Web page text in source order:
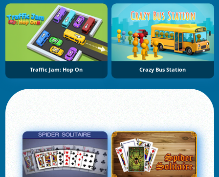
Traffic Jam: Hop On Crazy Bus Station